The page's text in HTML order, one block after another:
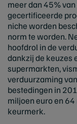
meer dan 45%
gecertificeerde
niche worden
norm te worden.
hoofdrol in de
dankzij de keuzes
supermarkten,
verduurzaming
bestedingen in
miljoen euro en
keurmerk.